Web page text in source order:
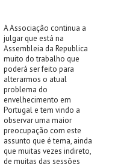
A Associação continua a
julgar que está na
Assembleia da Republica
muito do trabalho que
poderá ser feito para
alterarmos o atual
problema do
envelhecimento em
Portugal e tem vindo a
observar uma maior
preocupação com este
assunto que é tema, ainda
que muitas vezes indireto,
de muitas das sessões